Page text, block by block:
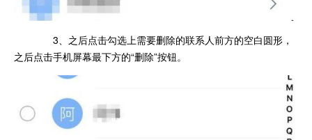
3、之后点击勾选上需要删除的联系人前方的空白圆形，
之后点击手机屏幕最下方的“删除”按钮。